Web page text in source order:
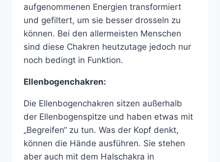
aufgenommenen Energien transformiert
und gefiltert, um sie besser drosseln zu
können. Bei den allermeisten Menschen
sind diese Chakren heutzutage jedoch nur
noch bedingt in Funktion.
Ellenbogenchakren:
Die Ellenbogenchakren sitzen außerhalb
der Ellenbogenspitze und haben etwas mit
„Begreifen“ zu tun. Was der Kopf denkt,
können die Hände ausführen. Sie stehen
aber auch mit dem Halschakra in